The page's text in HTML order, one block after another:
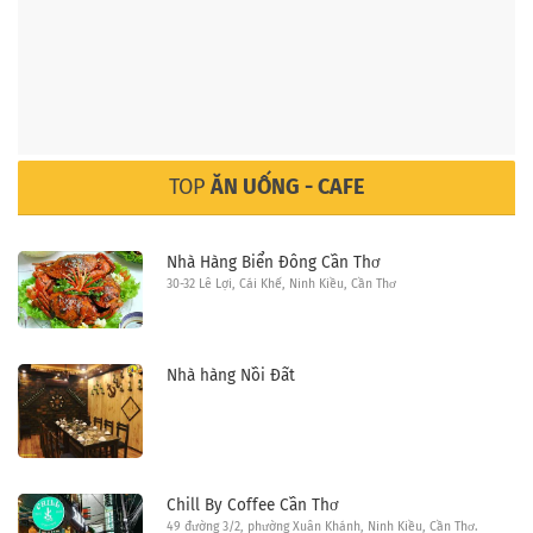
TOP ĂN UỐNG - CAFE
Nhà Hàng Biển Đông Cần Thơ
30-32 Lê Lợi, Cái Khế, Ninh Kiều, Cần Thơ
Nhà hàng Nồi Đất
Chill By Coffee Cần Thơ
49 đường 3/2, phường Xuân Khánh, Ninh Kiều, Cần Thơ.